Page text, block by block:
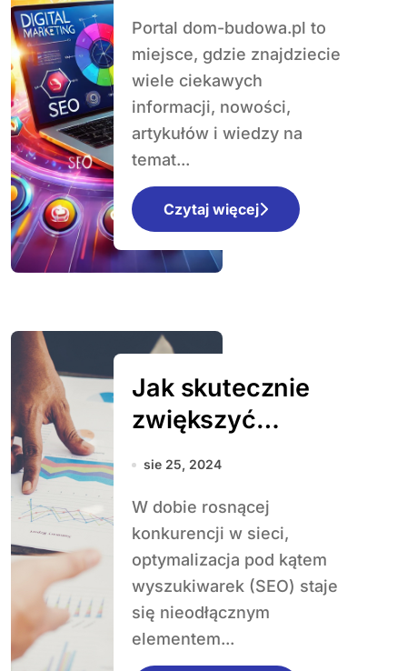
Portal dom-budowa.pl to
miejsce, gdzie znajdziecie
wiele ciekawych
informacji, nowości,
artykułów i wiedzy na
temat...
Czytaj więcej
Jak skutecznie
zwiększyć
widoczność
internecie?
sie 25, 2024
W dobie rosnącej
konkurencji w sieci,
optymalizacja pod kątem
wyszukiwarek (SEO) staje
się nieodłącznym
elementem...